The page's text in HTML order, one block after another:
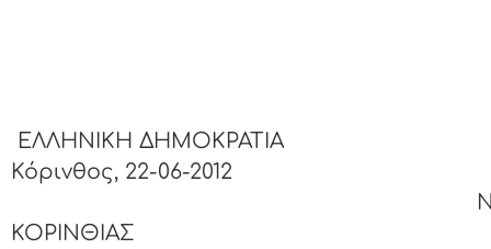
ΕΛΛΗΝΙΚΗ
Κόρινθος, 22-06-2012
ΚΟΡΙΝΘΙΑΣ